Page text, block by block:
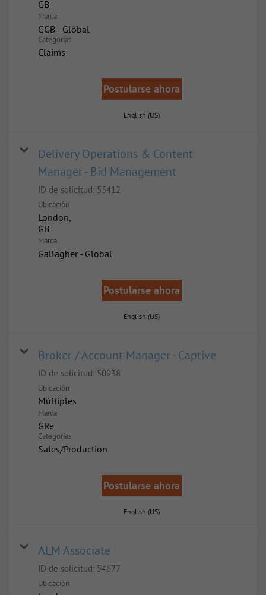
Marca
GGB - Global
Categorías
Claims
Postularse ahora
English (US)
Delivery Operations & Content
Manager - Bid Management
ID de solicitud: 55412
Ubicación
London,
Marca
Gallagher - Global
Postularse ahora
English (US)
Broker / Account Manager - Captive
ID de solicitud: 50938
Ubicación
Múltiples
Marca
GRe
Categorías
Sales/Production
Postularse ahora
English (US)
ALM Associate
ID de solicitud: 54677
Ubicación